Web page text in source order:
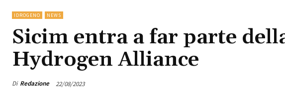
IDROGENO NEWS
Sicim entra a far parte
Hydrogen Alliance
Di Redazione 22/08/2023